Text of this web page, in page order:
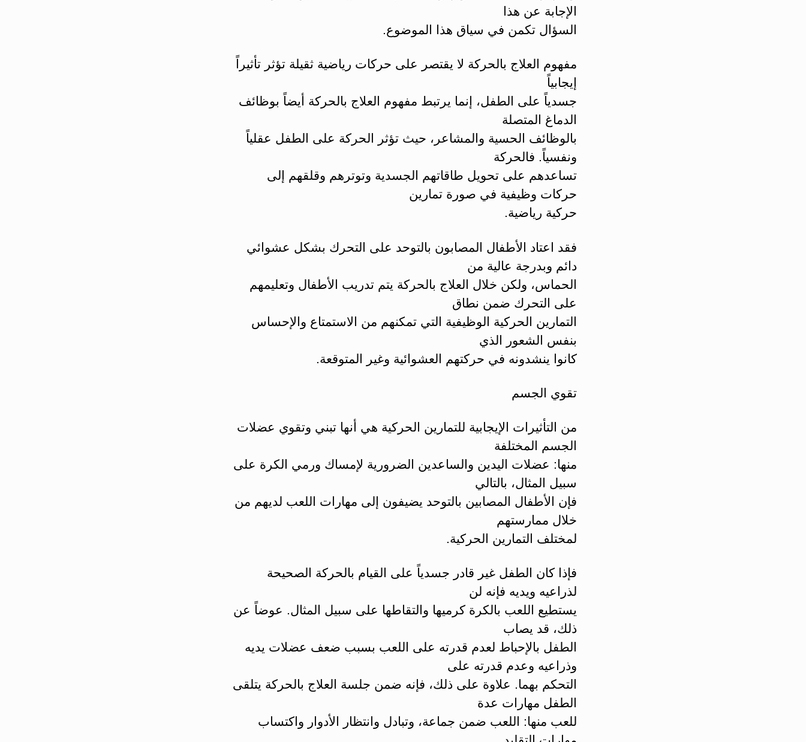
الإجابة عن هذا
السؤال تكمن في سياق هذا الموضوع.
مفهوم العلاج بالحركة لا يقتصر على حركات رياضية ثقيلة تؤثر تأثيراً
إيجابياً
جسدياً على الطفل، إنما يرتبط مفهوم العلاج بالحركة أيضاً بوظائف
الدماغ المتصلة
بالوظائف الحسية والمشاعر، حيث تؤثر الحركة على الطفل عقلياً
ونفسياً. فالحركة
تساعدهم على تحويل طاقاتهم الجسدية وتوترهم وقلقهم إلى
حركات وظيفية في صورة تمارين
حركية رياضية.
فقد اعتاد الأطفال المصابون بالتوحد على التحرك بشكل عشوائي
دائم وبدرجة عالية من
الحماس، ولكن خلال العلاج بالحركة يتم تدريب الأطفال وتعليمهم
على التحرك ضمن نطاق
التمارين الحركية الوظيفية التي تمكنهم من الاستمتاع والإحساس
بنفس الشعور الذي
كانوا ينشدونه في حركتهم العشوائية وغير المتوقعة.
تقوي الجسم
من التأثيرات الإيجابية للتمارين الحركية هي أنها تبني وتقوي عضلات
الجسم المختلفة
منها: عضلات اليدين والساعدين الضرورية لإمساك ورمي الكرة على
سبيل المثال، بالتالي
فإن الأطفال المصابين بالتوحد يضيفون إلى مهارات اللعب لديهم من
خلال ممارستهم
لمختلف التمارين الحركية.
فإذا كان الطفل غير قادر جسدياً على القيام بالحركة الصحيحة
لذراعيه ويديه فإنه لن
يستطيع اللعب بالكرة كرميها والتقاطها على سبيل المثال. عوضاً عن
ذلك، قد يصاب
الطفل بالإحباط لعدم قدرته على اللعب بسبب ضعف عضلات يديه
وذراعيه وعدم قدرته على
التحكم بهما. علاوة على ذلك، فإنه ضمن جلسة العلاج بالحركة يتلقى
الطفل مهارات عدة
للعب منها: اللعب ضمن جماعة، وتبادل وانتظار الأدوار واكتساب